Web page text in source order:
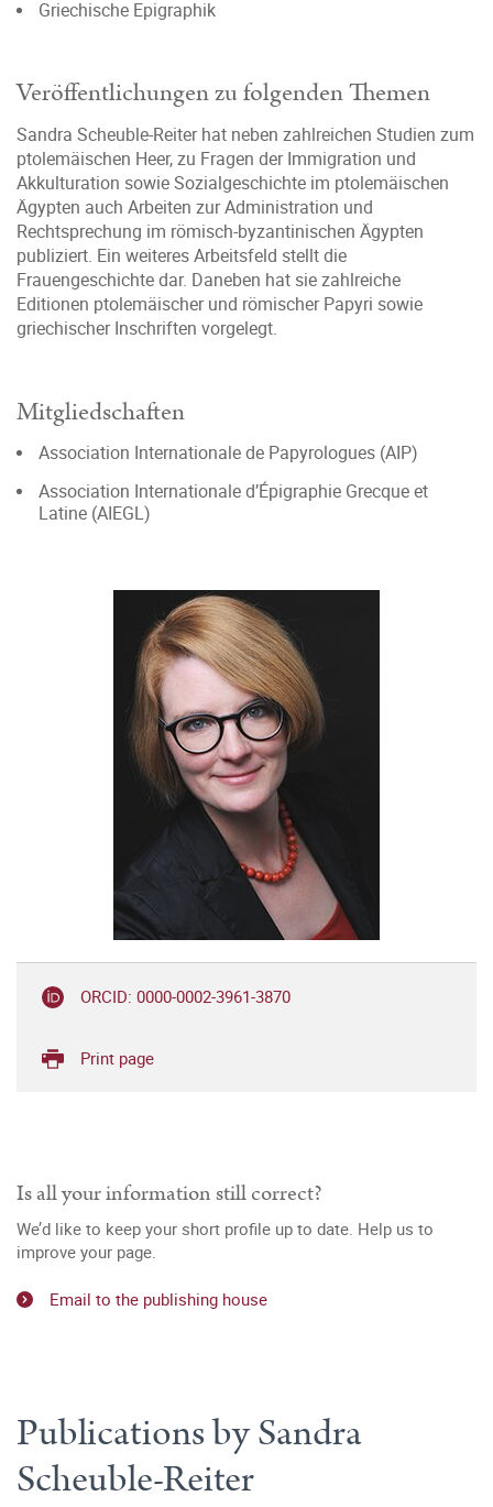
Griechische Epigraphik
Veröffentlichungen zu folgenden Themen
Sandra Scheuble-Reiter hat neben zahlreichen Studien zum
ptolemäischen Heer, zu Fragen der Immigration und
Akkulturation sowie Sozialgeschichte im ptolemäischen
Ägypten auch Arbeiten zur Administration und
Rechtsprechung im römisch-byzantinischen Ägypten
publiziert. Ein weiteres Arbeitsfeld stellt die
Frauengeschichte dar. Daneben hat sie zahlreiche
Editionen ptolemäischer und römischer Papyri sowie
griechischer Inschriften vorgelegt.
Mitgliedschaften
Association Internationale de Papyrologues (AIP)
Association Internationale d’Épigraphie Grecque et
Latine (AIEGL)
ORCID: 0000-0002-3961-3870
Print page
Is all your information still correct?
We’d like to keep your short profile up to date. Help us to
improve your page.
Email to the publishing house
Publications by Sandra
Scheuble-Reiter